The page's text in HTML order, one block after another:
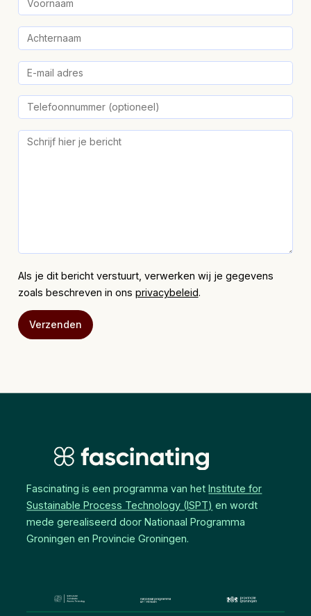
Als je dit bericht verstuurt, verwerken wij je gegevens
zoals beschreven in ons privacybeleid.
Fascinating is een programma van hetInstitute for
Sustainable Process Technology (ISPT) en wordt
mede gerealiseerd door Nationaal Programma
Groningen en Provincie Groningen.